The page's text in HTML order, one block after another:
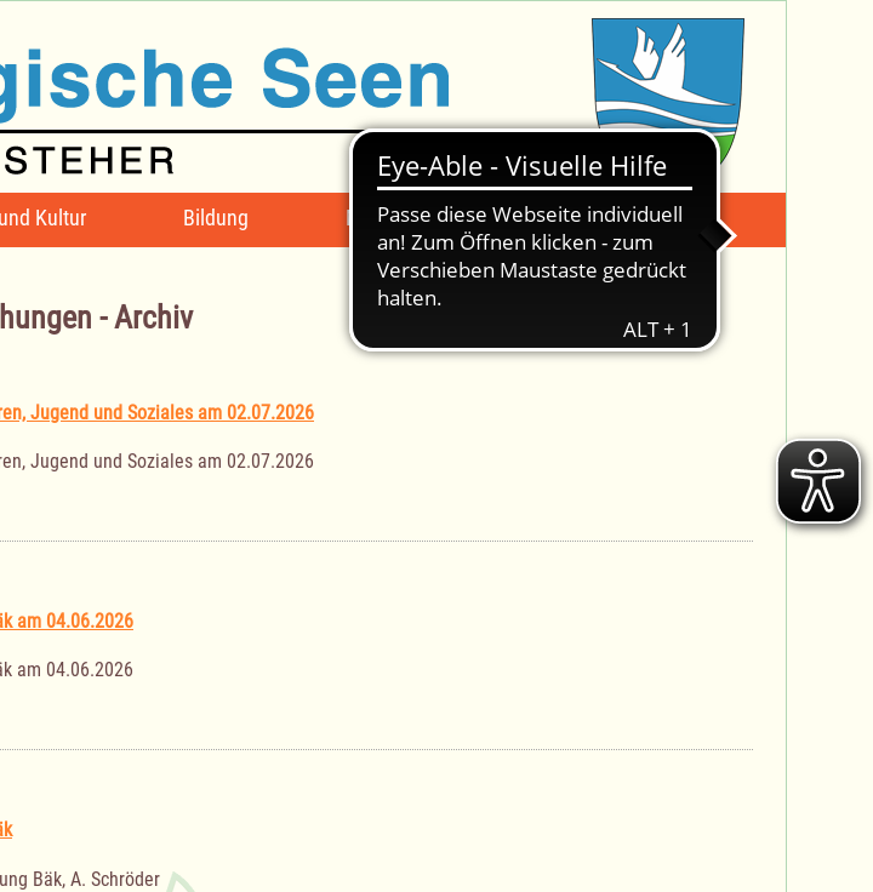
Kultur Bildung Mängelmeldung Suche -
- Archiv
Jugend und Soziales am 02.07.2026
Jugend und Soziales am 02.07.2026
am 04.06.2026
am 04.06.2026
Bäk, A. Schröder